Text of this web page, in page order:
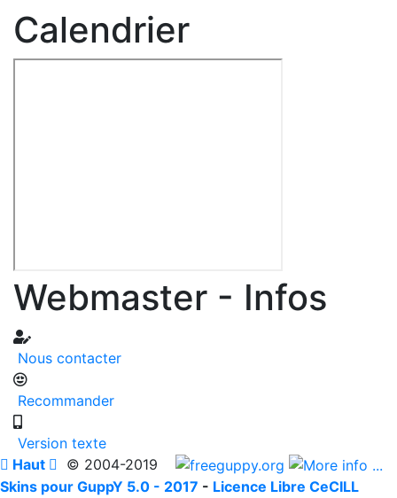
Calendrier
Webmaster - Infos
Nous contacter
Recommander
Version texte
 Haut  © 2004-2019
Skins pour GuppY 5.0 - 2017 - Licence Libre CeCILL